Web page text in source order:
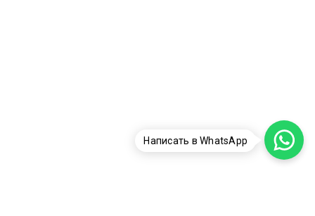
Написать в WhatsApp